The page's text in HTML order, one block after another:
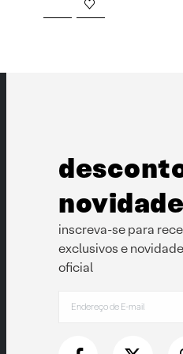
inscreva-se para
exclusivos e
oficial